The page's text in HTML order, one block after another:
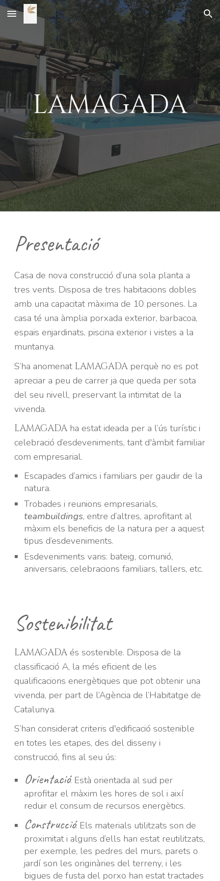
Skip to main content Skip to navigation
LAMAGADA
Presentació
Casa de nova construcció d’una sola planta a
tresvents. Disposa de tres habitacions dobles
amb una capacitat màxima de 10 persones. La
casa té una àmplia porxada exterior, barbacoa,
espais enjardinats, piscina exteriori vistes a la
muntanya.
S’ha anomenat LAMAGADA perquè no es pot
apreciar a peu de carrer ja que queda per sota
del seu nivell, preservant la intimitat de la
vivenda.
LAMAGADA ha estat ideada per a l’ús turístic i
celebració d’esdeveniments, tant d'àmbit familiar
com empresarial.
Escapades d’amics i familiars per gaudir de la
natura.
Trobades i reunions empresarials,
teambuildings, entre d’altres, aprofitant al
màxim els beneficis de la natura per a aquest
tipus d’esdeveniments.
Esdeveniments varis: bateig, comunió,
aniversaris, celebracions familiars, tallers, etc.
Sostenibilitat
LAMAGADA és sostenible. Disposa de la
classificació A, la més eficient de les
qualificacions energètiques que pot obtenir una
vivenda, per part de l’Agència de l’Habitatge de
Catalunya.
S’han considerat criteris d'edificació sostenible
en totes les etapes, des del disseny i
construcció, fins al seu ús:
Orientació.Està orientada al sud per
aprofitar el màxim les hores de sol i així
reduir el consum de recursos energètics.
Construcció.Els materials utilitzats son de
proximitat i alguns d’ells han estat reutilitzats,
per exemple, les pedres del murs, parets o
jardí son les originàries del terreny, i les
bigues de fusta del porxo han estat tractades